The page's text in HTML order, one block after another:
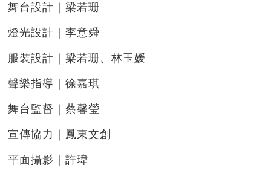
舞台設計｜梁若珊
燈光設計｜李意舜
服裝設計｜梁若珊、林玉媛
聲樂指導｜徐嘉琪
舞台監督｜蔡馨瑩
宣傳協力｜鳳東文創
平面攝影｜許瑋